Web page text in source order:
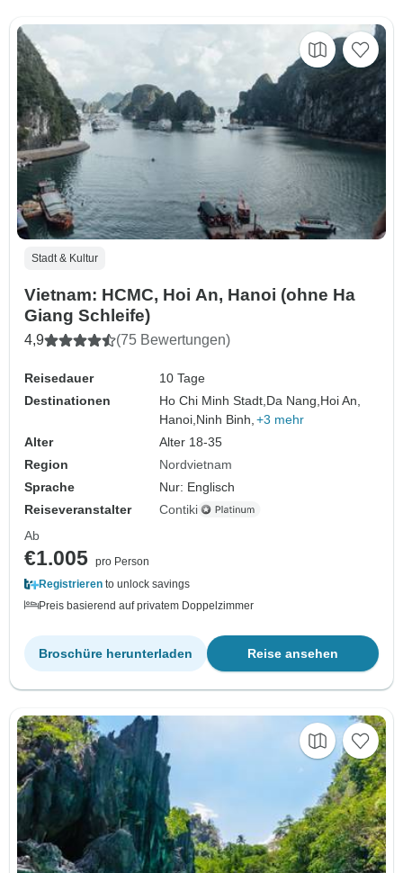
Stadt & Kultur
Vietnam: HCMC, Hoi An, Hanoi (ohne Ha
Giang Schleife)
4,9 (75 Bewertungen)
Reisedauer
10 Tage
Destinationen
Ho Chi Minh Stadt, Da Nang, Hoi An,
Hanoi, Ninh Binh, +3 mehr
Alter
Alter 18-35
Region
Nordvietnam
Sprache
Nur: Englisch
Reiseveranstalter
Contiki
Ab
€1.005 pro Person
Registrieren to unlock savings
Preis basierend auf privatem Doppelzimmer
Reise ansehen
Broschüre herunterladen